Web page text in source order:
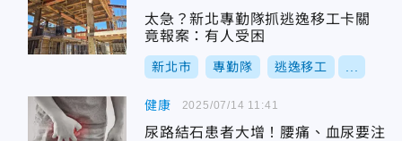
太急？新北專勤隊抓逃逸移工卡關
竟報案：有人受困
新北市 專勤隊 逃逸移工
健康
尿路結石患者大增！腰痛、血尿要注
2025/07/14 11:41